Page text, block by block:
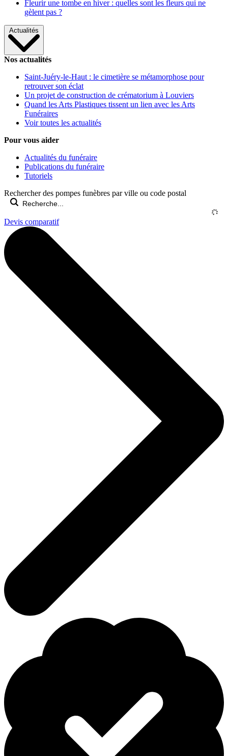
Fleurir une tombe en hiver : quelles sont les fleurs qui ne
gèlent pas ?
Actualités
Nos actualités
Saint-Juéry-le-Haut : le cimetière se métamorphose pour
retrouver son éclat
Un projet de construction de crématorium à Louviers
Quand les Arts Plastiques tissent un lien avec les Arts
Funéraires
Voir toutes les actualités
Pour vous aider
Actualités du funéraire
Publications du funéraire
Tutoriels
Rechercher des pompes funèbres par ville ou code postal
Devis comparatif